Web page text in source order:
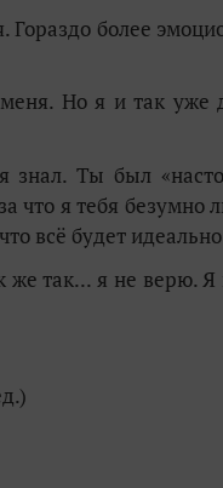
Гораздо более
Но я и так уже
знал. Ты был
я тебя безумно
всё будет
же так... я не верю. Я